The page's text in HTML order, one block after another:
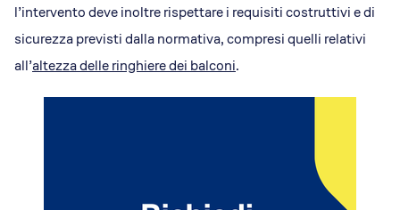
l’intervento deve inoltre rispettare i requisiti costruttivi e di
sicurezza previsti dalla normativa, compresi quelli relativi
all’altezza delle ringhiere dei balconi.